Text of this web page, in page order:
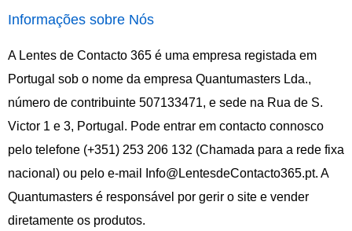
Informações sobre Nós
A Lentes de Contacto 365 é uma empresa registada em
Portugal sob o nome da empresa Quantumasters Lda.,
número de contribuinte 507133471, e sede na Rua de S.
Victor 1 e 3, Portugal. Pode entrar em contacto connosco
pelo telefone (+351) 253 206 132 (Chamada para a rede fixa
nacional) ou pelo e-mail Info@LentesdeContacto365.pt. A
Quantumasters é responsável por gerir o site e vender
diretamente os produtos.